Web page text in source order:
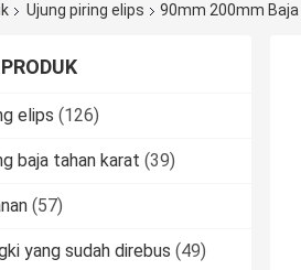
Ujung piring elips 90mm 200mm Baja
elips (126)
baja tahan karat (39)
(57)
yang sudah direbus (49)